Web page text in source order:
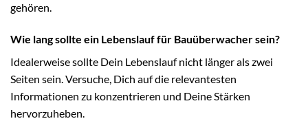
gehören.
Wie lang sollte ein Lebenslauf für Bauüberwacher sein?
Idealerweise sollte Dein Lebenslauf nicht länger als zwei
Seiten sein. Versuche, Dich auf die relevantesten
Informationen zu konzentrieren und Deine Stärken
hervorzuheben.